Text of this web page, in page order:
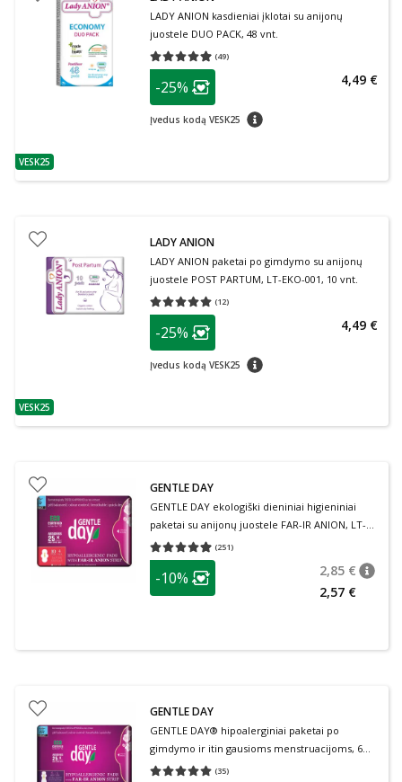
patarimas
VESK25
LADY ANION kasdieniai įklotai su anijonų
juostele DUO PACK, 48 vnt.
(49)
Vidutinis įvertinimas 4.96
patarimas
Lojalumo klubo narių nuolaida
-25%
Įvedus kodą VESK25 patarimas
4,49 €
patarimas
VESK25
LADY ANION
LADY ANION paketai po gimdymo su anijonų
juostele POST PARTUM, LT-EKO-001, 10 vnt.
(12)
Vidutinis įvertinimas 5.00
patarimas
Lojalumo klubo narių nuolaida
-25%
Įvedus kodą VESK25 patarimas
4,49 €
GENTLE DAY
GENTLE DAY ekologiški dieniniai higieniniai
paketai su anijonų juostele FAR-IR ANION, LT-
EKO-001, 10 vnt.
(251)
Vidutinis įvertinimas 4.97
patarimas
Lojalumo klubo narių nuolaida
-10% 2,85 €
2,57 €
GENTLE DAY
GENTLE DAY® hipoalerginiai paketai po
gimdymo ir itin gausioms menstruacijoms, 6
dydis, 6 vnt.
(35)
Vidutinis įvertinimas 5.00